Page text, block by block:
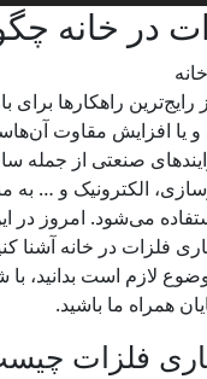
خانه چگونه
راهکارها برای
مقاوت آن‌هاست؛ علاوه
از جمله ساخت و
و … به منظور
امروز در این
در خانه آشنا کنیم و
است بدانید، با شما در
ما باشید.
چیست؟